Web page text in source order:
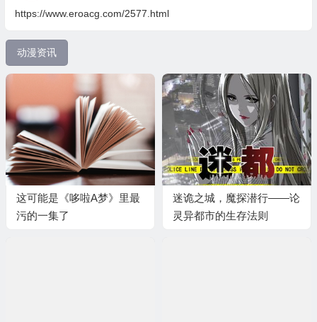
https://www.eroacg.com/2577.html
动漫资讯
这可能是《哆啦A梦》里最
污的一集了
迷诡之城，魔探潜行——论
灵异都市的生存法则